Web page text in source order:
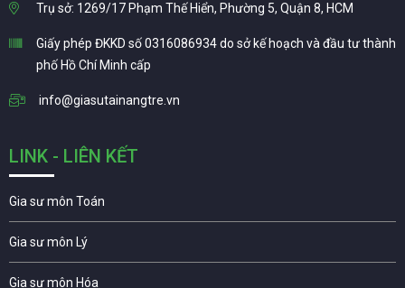
Trụ sở: 1269/17 Phạm Thế Hiển, Phường 5, Quận 8, HCM
Giấy phép ĐKKD số 0316086934 do sở kế hoạch và đầu tư thành
phố Hồ Chí Minh cấp
info@giasutainangtre.vn
LINK - LIÊN KẾT
Gia sư môn Toán
Gia sư môn Lý
Gia sư môn Hóa